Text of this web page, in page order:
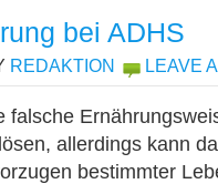
bei ADHS
REDAKTION LEAVE
falsche
allerdings kann
bestimmter